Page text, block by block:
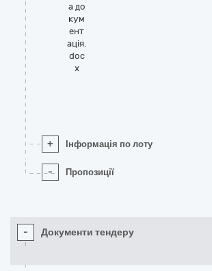
а до
кум
ент
ація.
doc
x
+ Інформація по лоту
- Пропозиції
- Документи тендеру